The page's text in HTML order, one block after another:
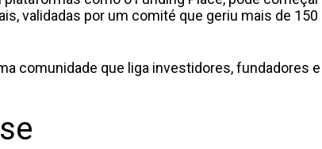
validadas por um comité que geriu mais de
comunidade que liga investidores, fundadores e